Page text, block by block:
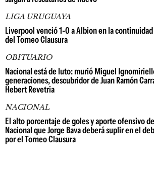
LIGA URUGUAYA
Liverpool venció 1-0 a Albion en la
del Torneo Clausura
OBITUARIO
Nacional está de luto: murió Miguel
generaciones, descubridor de Juan Ramón
Hebert Revetria
NACIONAL
El alto porcentaje de goles y aporte ofensivo
Nacional que Jorge Bava deberá suplir en el
por el Torneo Clausura